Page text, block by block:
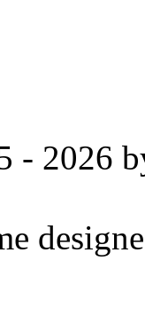
- 2026